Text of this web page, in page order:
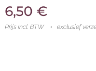
6,50 €
Prijs Incl. BTW exclusief